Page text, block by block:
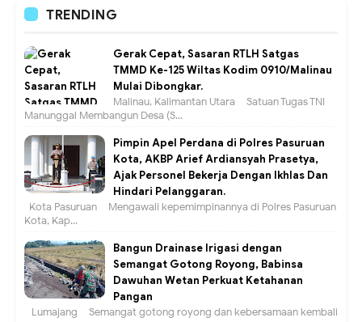
TRENDING
Gerak Cepat, Sasaran RTLH Satgas
TMMD Ke-125 Wiltas Kodim 0910/Malinau
Mulai Dibongkar.
Malinau, Kalimantan Utara – Satuan Tugas TNI
Manunggal Membangun Desa (S...
Pimpin Apel Perdana di Polres Pasuruan
Kota, AKBP Arief Ardiansyah Prasetya,
Ajak Personel Bekerja Dengan Ikhlas Dan
Hindari Pelanggaran.
Kota Pasuruan – Mengawali kepemimpinannya di Polres Pasuruan
Kota, Kap...
Bangun Drainase Irigasi dengan
Semangat Gotong Royong, Babinsa
Dawuhan Wetan Perkuat Ketahanan
Pangan
Lumajang – Semangat gotong royong dan kebersamaan kembali